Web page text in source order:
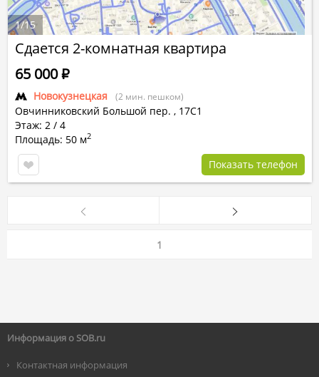
Сдается 2-комнатная квартира
Новокузнецкая (2 мин. пешком)
Овчинниковский Большой пер. , 17С1
Этаж: 2 / 4
Площадь: 50 м2
65 000Р
Показать телефон
1/15
1
Информация о SOB.ru
Контактная информация